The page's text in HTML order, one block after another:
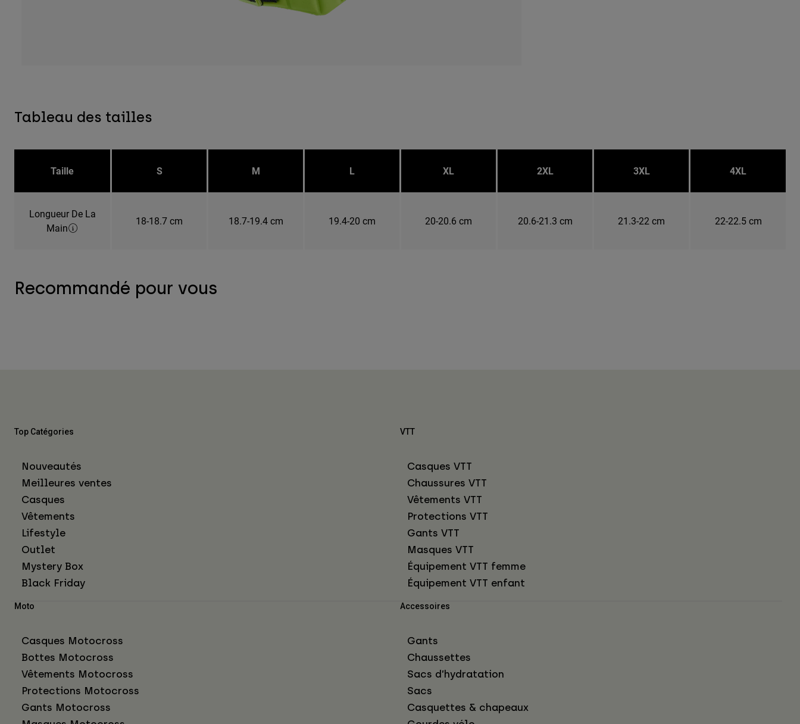
Tableau des tailles
Taille S M L XL 2XL 3XL 4XL
Longueur De La
Main
18-18.7 cm 18.7-19.4 cm 19.4-20 cm 20-20.6 cm 20.6-21.3 cm 21.3-22 cm 22-22.5 cm
Recommandé pour vous
Top Catégories
Nouveautés
Meilleures ventes
Casques
Vêtements
Lifestyle
Outlet
Mystery Box
Black Friday
VTT
Casques VTT
Chaussures VTT
Vêtements VTT
Protections VTT
Gants VTT
Masques VTT
Équipement VTT femme
Équipement VTT enfant
Moto
Casques Motocross
Bottes Motocross
Vêtements Motocross
Protections Motocross
Gants Motocross
Accessoires
Gants
Chaussettes
Sacs d’hydratation
Sacs
Casquettes & chapeaux